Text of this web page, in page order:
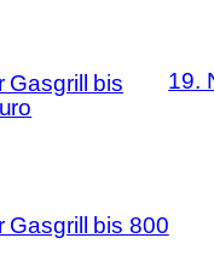
Gasgrill bis
19.
Gasgrill bis 800